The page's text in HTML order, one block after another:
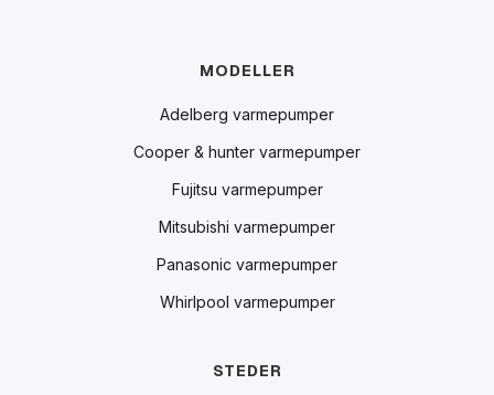
MODELLER
Adelberg varmepumper
Cooper & hunter varmepumper
Fujitsu varmepumper
Mitsubishi varmepumper
Panasonic varmepumper
Whirlpool varmepumper
STEDER